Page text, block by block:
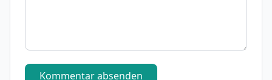
Kommentar absenden